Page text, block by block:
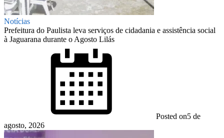
Notícias
Prefeitura do Paulista leva serviços de cidadania e assistência social
à Jaguarana durante o Agosto Lilás
Posted on5 de
agosto, 2026